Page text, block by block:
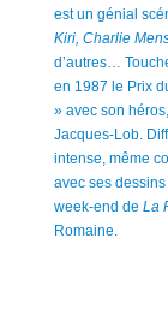
est un génial
Kiri, Charlie
d’autres…
en 1987 le Prix
» avec son
Jacques-Lob.
intense, même
avec ses
week-end de La
Romaine.